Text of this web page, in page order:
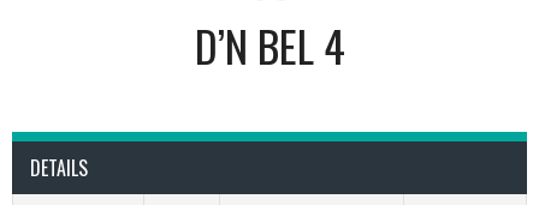
D’N BEL 4
DETAILS